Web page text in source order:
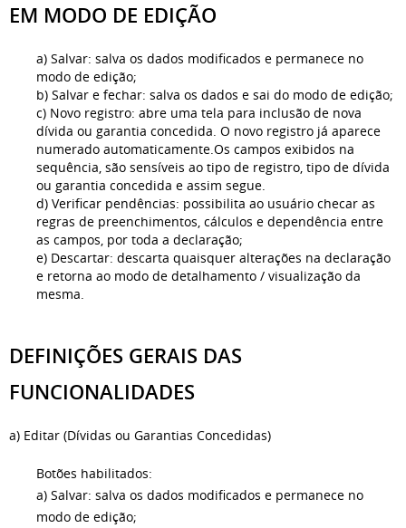
EM MODO DE EDIÇÃO
a) Salvar: salva os dados modificados e permanece no
modo de edição;
b) Salvar e fechar: salva os dados e sai do modo de edição;
c) Novo registro: abre uma tela para inclusão de nova
dívida ou garantia concedida. O novo registro já aparece
numerado automaticamente.Os campos exibidos na
sequência, são sensíveis ao tipo de registro, tipo de dívida
ou garantia concedida e assim segue.
d) Verificar pendências: possibilita ao usuário checar as
regras de preenchimentos, cálculos e dependência entre
as campos, por toda a declaração;
e) Descartar: descarta quaisquer alterações na declaração
e retorna ao modo de detalhamento / visualização da
mesma.
DEFINIÇÕES GERAIS DAS
FUNCIONALIDADES
a) Editar (Dívidas ou Garantias Concedidas)
Botões habilitados:
a) Salvar: salva os dados modificados e permanece no
modo de edição;